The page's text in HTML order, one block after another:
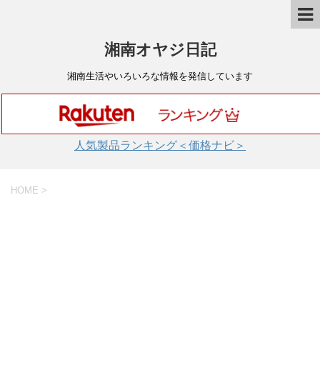
湘南オヤジ日記
湘南生活やいろいろな情報を発信しています
人気製品ランキング＜価格ナビ＞
HOME >